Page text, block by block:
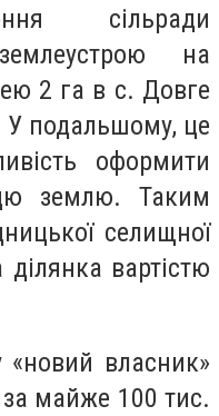
сільради
на
2 га в с. Довге
У подальшому, це
оформити
землю. Таким
селищної
вартістю
«новий власник»
майже 100 тис.